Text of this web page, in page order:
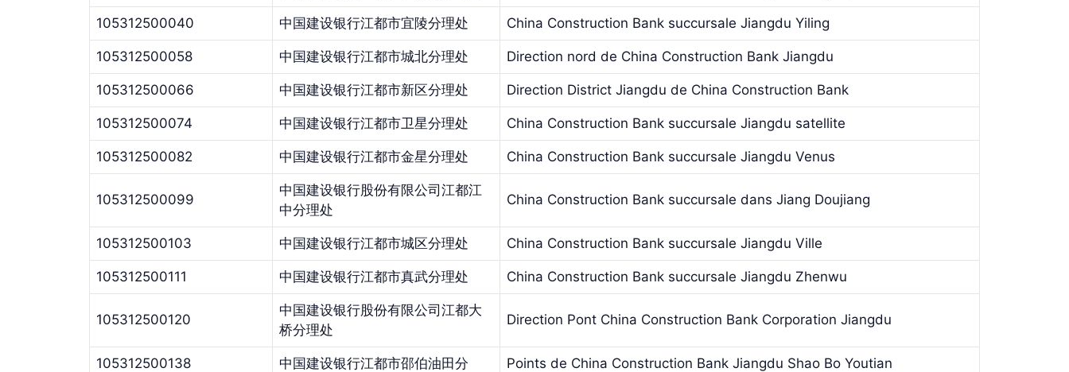
105312500040 中国建设银行江都市宜陵分理处 China Construction Bank succursale Jiangdu Yiling
105312500058 中国建设银行江都市城北分理处 Direction nord de China Construction Bank Jiangdu
105312500066 中国建设银行江都市新区分理处 Direction District Jiangdu de China Construction Bank
105312500074 中国建设银行江都市卫星分理处 China Construction Bank succursale Jiangdu satellite
105312500082 中国建设银行江都市金星分理处 China Construction Bank succursale Jiangdu Venus
105312500099
中国建设银行股份有限公司江都江
中分理处
China Construction Bank succursale dans Jiang Doujiang
105312500103 中国建设银行江都市城区分理处 China Construction Bank succursale Jiangdu Ville
105312500111 中国建设银行江都市真武分理处 China Construction Bank succursale Jiangdu Zhenwu
105312500120
中国建设银行股份有限公司江都大
桥分理处
Direction Pont China Construction Bank Corporation Jiangdu
105312500138 中国建设银行江都市邵伯油田分 Points de China Construction Bank Jiangdu Shao Bo Youtian